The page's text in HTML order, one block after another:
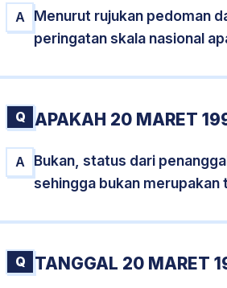
A
Menurut rujukan pedoman
peringatan skala nasional
Q APAKAH 20 MARET
A
Bukan, status dari
sehingga bukan merupakan
Q TANGGAL 20 MARET